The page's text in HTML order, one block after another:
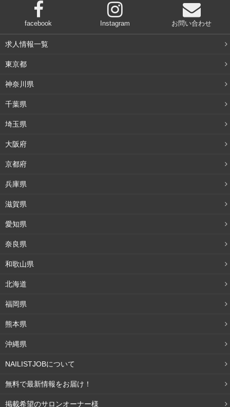
に仕上げることができます。
ツヤ感がほしければこれで終了でもいいのですが、もちを
良くするのならふわっと軽くパウダーでおさえましょう。
チークも薄づきのものや、クリームタイプを選ぶと自然な
素顔を活かすなら目元もナチュラルに薄く色を乗せる程度
光沢をプラスしたりグロスシャドウを使ってツヤを出した
りするのがおすすめです。
口元は、ごく薄づきで血色を足すような透け感のあるもの
を選びましょう。このとき、
象を作ることができます。
シアーメイクのポイントは「濃くしすぎない」
きちんとメイクに慣れていると、シアーメイクでは物足り
facebook Instagram お問い合わせ
求人情報一覧
東京都
神奈川県
千葉県
埼玉県
大阪府
京都府
兵庫県
滋賀県
愛知県
奈良県
和歌山県
北海道
福岡県
熊本県
沖縄県
NAILISTJOBについて
無料で最新情報をお届け！
掲載希望のサロンオーナー様